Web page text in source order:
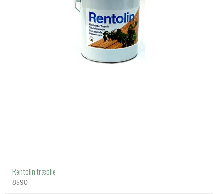
Rentolin træolie
8590